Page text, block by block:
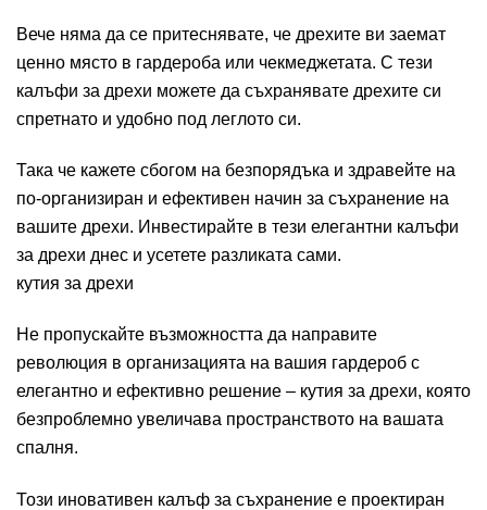
Вече няма да се притеснявате, че дрехите ви заемат
ценно място в гардероба или чекмеджетата. С тези
калъфи за дрехи можете да съхранявате дрехите си
спретнато и удобно под леглото си.
Така че кажете сбогом на безпорядъка и здравейте на
по-организиран и ефективен начин за съхранение на
вашите дрехи. Инвестирайте в тези елегантни калъфи
за дрехи днес и усетете разликата сами.
кутия за дрехи
Не пропускайте възможността да направите
революция в организацията на вашия гардероб с
елегантно и ефективно решение – кутия за дрехи, която
безпроблемно увеличава пространството на вашата
спалня.
Този иновативен калъф за съхранение е проектиран